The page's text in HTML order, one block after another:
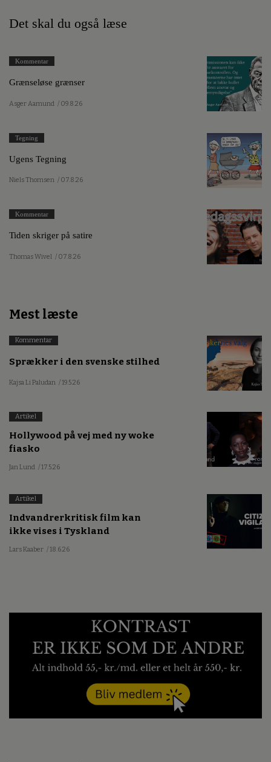
Det skal du også læse
Kommentar
Grænseløse grænser
Asger Aamund / 09.8.26
Tegning
Ugens Tegning
Niels Thomsen / 07.8.26
Kommentar
Tiden skriger på satire
Thomas Wivel / 07.8.26
Mest læste
Kommentar
Sprækker i den svenske stilhed
Kajsa Li Paludan / 19.5.26
Artikel
Hollywood på vej med ny woke
fiasko
Jan Lund / 17.5.26
Artikel
Indvandrerkritisk film kan
ikke vises i Tyskland
Lars Kaaber / 18.6.26